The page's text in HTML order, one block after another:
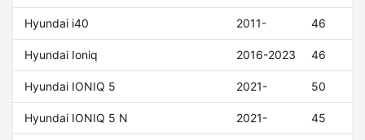
Hyundai i40 2011- 46
Hyundai Ioniq 2016-2023 46
Hyundai IONIQ 5 2021- 50
Hyundai IONIQ 5 N 2021- 45